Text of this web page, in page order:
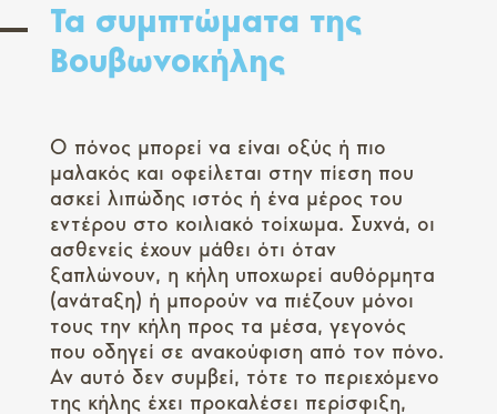
Τα συμπτώματα της
Βουβωνοκήλης
Ο πόνος μπορεί να είναι οξύς ή πιο
μαλακός και οφείλεται στην πίεση που
ασκεί λιπώδης ιστός ή ένα μέρος του
εντέρου στο κοιλιακό τοίχωμα. Συχνά, οι
ασθενείς έχουν μάθει ότι όταν
ξαπλώνουν, η κήλη υποχωρεί αυθόρμητα
(ανάταξη) ή μπορούν να πιέζουν μόνοι
τους την κήλη προς τα μέσα, γεγονός
που οδηγεί σε ανακούφιση από τον πόνο.
Αν αυτό δεν συμβεί, τότε το περιεχόμενο
της κήλης έχει προκαλέσει περίσφιξη,